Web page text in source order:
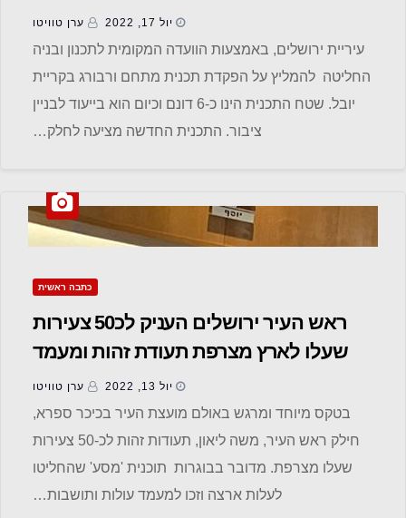
יול 17, 2022 ערן טוויטו
עיריית ירושלים, באמצעות הוועדה המקומית לתכנון ובניה
החליטה להמליץ על הפקדת תכנית מתחם ורבורג בקריית
יובל. שטח התכנית הינו כ-6 דונם וכיום הוא בייעוד לבניין
ציבור. התכנית החדשה מציעה לחלק…
כתבה ראשית
ראש העיר ירושלים העניק לכ50 צעירות
שעלו לארץ מצרפת תעודת זהות ומעמד
של תושבות ירושלים
יול 13, 2022 ערן טוויטו
בטקס מיוחד ומרגש באולם מועצת העיר בכיכר ספרא,
חילק ראש העיר, משה ליאון, תעודות זהות לכ-50 צעירות
שעלו מצרפת. מדובר בבוגרות תוכנית 'מסע' שהחליטו
לעלות ארצה וזכו למעמד עולות ותושבות…